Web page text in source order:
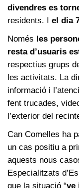
divendres es
residents. I el dia
Només les
resta d’usuaris
respectius grups
les activitats. La
informació i
fent trucades,
l’exterior del
Can Comelles ha
un cas positiu a
aquests nous
Especialitzats
que la situació “ve